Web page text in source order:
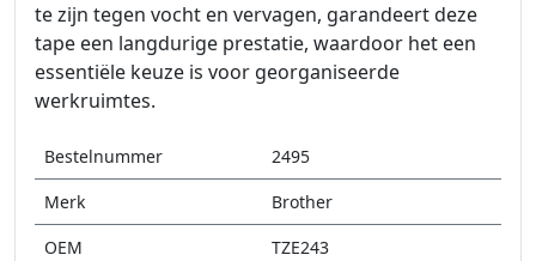
te zijn tegen vocht en vervagen, garandeert deze
tape een langdurige prestatie, waardoor het een
essentiële keuze is voor georganiseerde
werkruimtes.
Bestelnummer
2495
Merk
Brother
OEM
TZE243